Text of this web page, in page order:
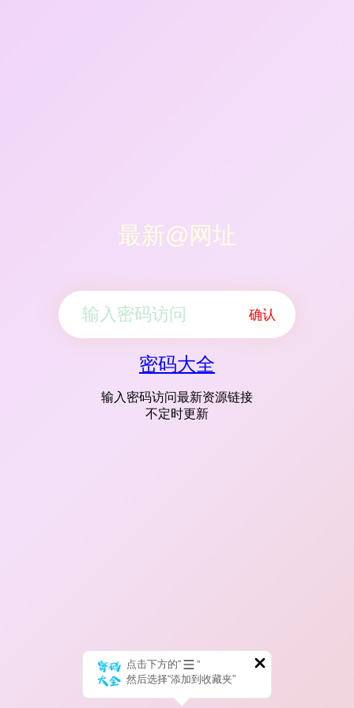
最新@网址
确认
密码大全
输入密码访问最新资源链接
不定时更新
点击下方的“
”
然后选择“添加到收藏夹”